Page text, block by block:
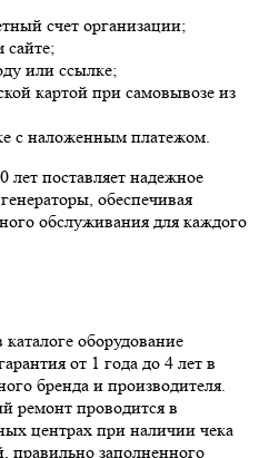
счет организации;
или ссылке;
картой при самовывозе из
с наложенным платежом.
поставляет надежное
обеспечивая
обслуживания для каждого
оборудование
от 1 года до 4 лет в
бренда и производителя.
ремонт проводится в
центрах при наличии чека
правильно заполненного